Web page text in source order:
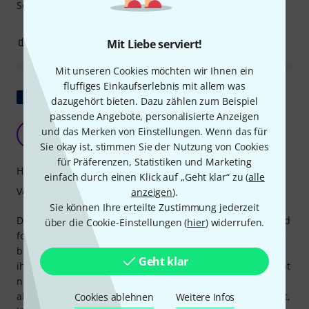
Mit Liebe serviert!
Mit unseren Cookies möchten wir Ihnen ein
fluffiges Einkaufserlebnis mit allem was
dazugehört bieten. Dazu zählen zum Beispiel
passende Angebote, personalisierte Anzeigen
und das Merken von Einstellungen. Wenn das für
Sie okay ist, stimmen Sie der Nutzung von Cookies
für Präferenzen, Statistiken und Marketing
einfach durch einen Klick auf „Geht klar“ zu (alle
anzeigen).
Sie können Ihre erteilte Zustimmung jederzeit
über die Cookie-Einstellungen (hier) widerrufen.
Geht klar
Cookies ablehnen Weitere Infos
Sehr gute Hilfe zum Erlernen der Bogenhaltung
BEWERTUNG MELDEN
Original zeigen
Ideal für Kinder
Anonym 12.07.2016
Dadurch liegt der Cellobogen ergonomisch in der Hand und
formt sie auf natürliche Weise. Meine sechsjährige Tochter
benutzt ihn seit drei Monaten. Sie, die vorher gar nicht mit
ihrem Cellobogen spielen wollte, wehrt sich jetzt überhaupt
nicht mehr, und der Klang ist viel besser. Ein Nachteil ist
allerdings: Sobald der Elefant am Bogengriff angebracht ist,
Handling
Verarbeitung